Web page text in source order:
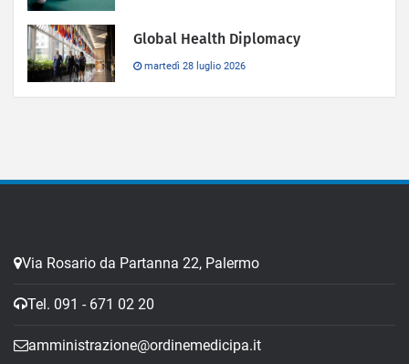
Global Health Diplomacy
martedì 28 luglio 2026
Via Rosario da Partanna 22, Palermo
Tel. 091 - 671 02 20
amministrazione@ordinemedicipa.it